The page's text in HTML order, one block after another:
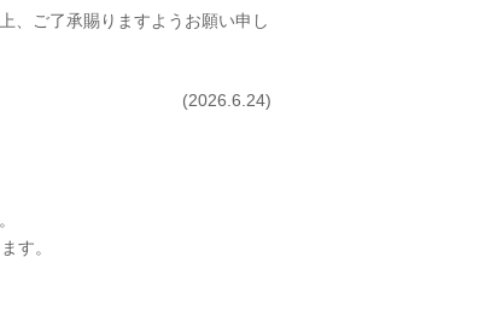
、ご了承賜りますようお願い申し
(2026.6.24)
す。